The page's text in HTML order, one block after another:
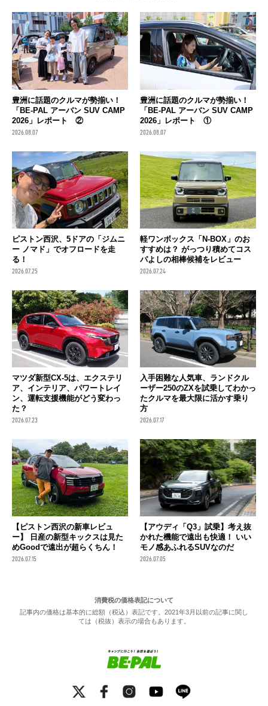
豊洲に話題のクルマが勢揃い！
「BE-PAL アーバン SUV CAMP
2026」レポート ②
2026.08.07
豊洲に話題のクルマが勢揃い！
「BE-PAL アーバン SUV CAMP
2026」レポート ①
2026.08.07
ピストン西沢、5ドアの「ジムニ
ー ノマド」でオフロードを走
る！
2026.07.25
軽ワンボックス「N-BOX」のお
すすめは？ がっつり積めてコス
パよしの相棒候補をレビュー
2026.07.24
マツダ新型CX-5は、エクステリ
ア、インテリア、パワートレイ
ン、運転支援機能がどう変わっ
た？
2026.07.23
入手困難な人気車、ランドクル
ーザー250のZXを試乗してわかっ
たクルマを最大限に活かす乗り
方
2026.07.17
【ピストン西沢の新車レビュ
ー】 日産の新型キックスは見た
めGoodで遠出が超らくちん！
2026.07.15
【アウディ「Q3」試乗】考え抜
かれた機能で遠出も快適！ いい
モノ感あふれるSUVなのだ
2026.07.05
消費税の価格表記について
記事内の価格は基本的に総額（税込）表記です。2021年3月以前の記事に関し
ては（税抜）表示の場合もあります。